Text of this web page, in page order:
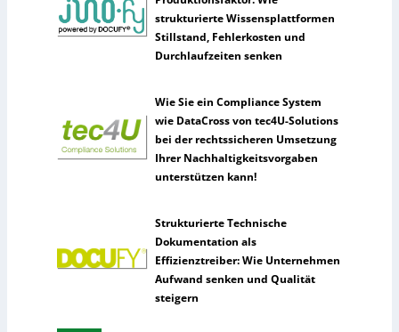
strukturierte Wissensplattformen
Stillstand, Fehlerkosten und
Durchlaufzeiten senken
Wie Sie ein Compliance System
wie DataCross von tec4U-Solutions
bei der rechtssicheren Umsetzung
Ihrer Nachhaltigkeitsvorgaben
unterstützen kann!
Strukturierte Technische
Dokumentation als
Effizienztreiber: Wie Unternehmen
Aufwand senken und Qualität
steigern